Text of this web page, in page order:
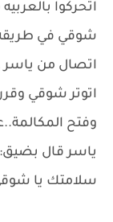
اتحركوا
شوقي في طريقه
اتصال من ياسر
اتوتر شوقي
وفتح
ياسر قال
سلامتك يا